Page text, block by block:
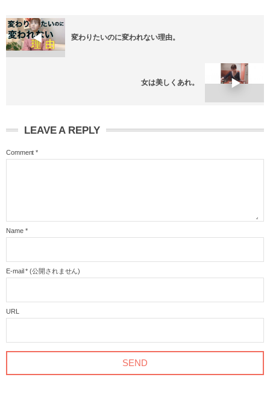
変わりたいのに変われない理由。
女は美しくあれ。
LEAVE A REPLY
Comment *
Name *
E-mail * (公開されません)
URL